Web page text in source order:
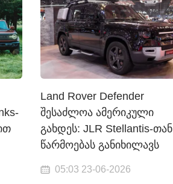
Land Rover Defender
შესაძლოა ამერიკული
გახდეს: JLR Stellantis-თან
წარმოებას განიხილავს
05:03 23-06-2026